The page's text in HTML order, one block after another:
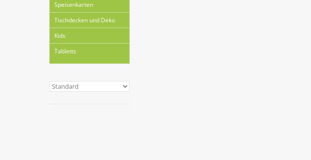
Speisenkarten
Tischdecken und Deko
Kids
Tabletts